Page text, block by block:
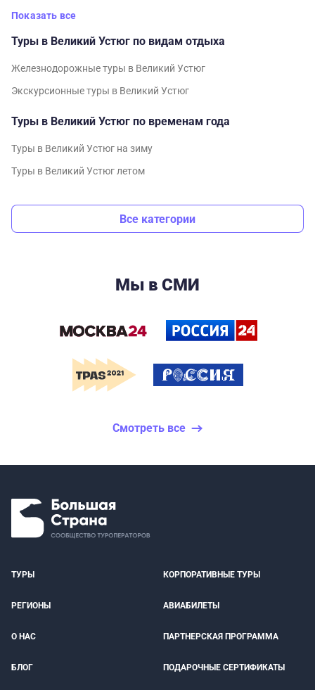
Показать все
Туры в Великий Устюг по видам отдыха
Железнодорожные туры в Великий Устюг
Экскурсионные туры в Великий Устюг
Туры в Великий Устюг по временам года
Туры в Великий Устюг на зиму
Туры в Великий Устюг летом
Все категории
Мы в СМИ
Смотреть все
ТУРЫ КОРПОРАТИВНЫЕ ТУРЫ
РЕГИОНЫ АВИАБИЛЕТЫ
О НАС ПАРТНЕРСКАЯ ПРОГРАММА
БЛОГ ПОДАРОЧНЫЕ СЕРТИФИКАТЫ